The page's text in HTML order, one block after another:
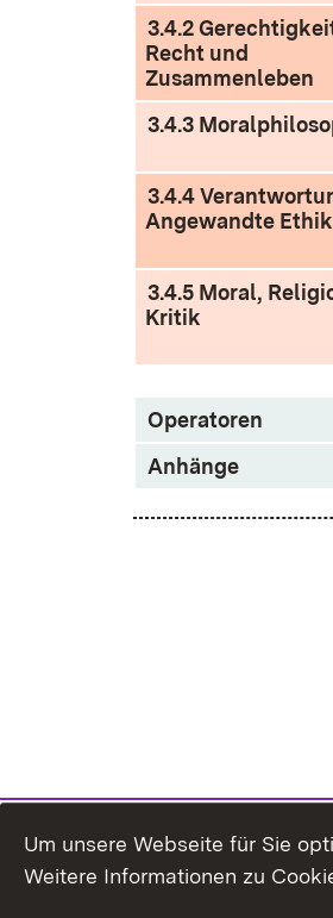
3.4.2
Recht und
Zusammenleben
3.4.3
3.4.4
Angewandte Ethik
3.4.5 Moral,
Kritik
Operatoren
Anhänge
Um unsere Webseite für Sie
Weitere Informationen zu